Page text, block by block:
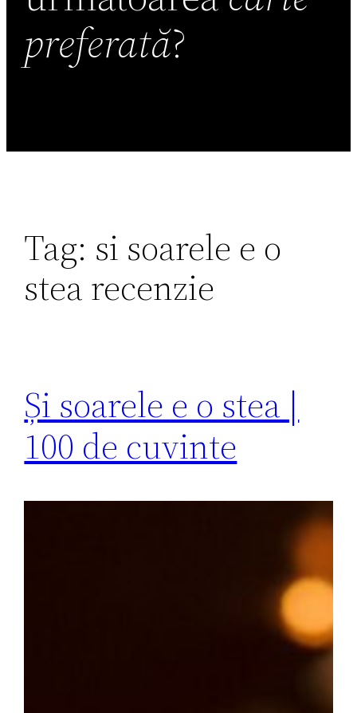
preferată?
Tag: si soarele e o
stea recenzie
Și soarele e o stea |
100 de cuvinte